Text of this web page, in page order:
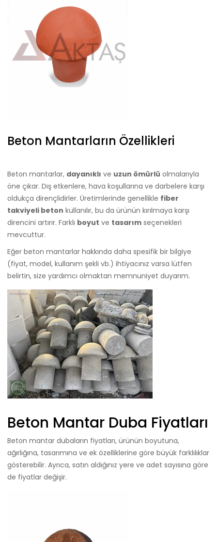
Beton Mantarların Özellikleri
Beton mantarlar, dayanıklı ve uzun ömürlü olmalarıyla
öne çıkar. Dış etkenlere, hava koşullarına ve darbelere karşı
oldukça dirençlidirler. Üretimlerinde genellikle fiber
takviyeli beton kullanılır, bu da ürünün kırılmaya karşı
direncini artırır. Farklı boyut ve tasarım seçenekleri
mevcuttur.
Eğer beton mantarlar hakkında daha spesifik bir bilgiye
(fiyat, model, kullanım şekli vb.) ihtiyacınız varsa lütfen
belirtin, size yardımcı olmaktan memnuniyet duyarım.
Beton Mantar Duba Fiyatları
Beton mantar dubaların fiyatları, ürünün boyutuna,
ağırlığına, tasarımına ve ek özelliklerine göre büyük farklılıklar
gösterebilir. Ayrıca, satın aldığınız yere ve adet sayısına göre
de fiyatlar değişir.